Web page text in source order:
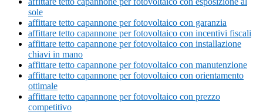
sole
affittare tetto capannone per fotovoltaico con garanzia
affittare tetto capannone per fotovoltaico con incentivi fiscali
affittare tetto capannone per fotovoltaico con installazione
chiavi in mano
affittare tetto capannone per fotovoltaico con manutenzione
affittare tetto capannone per fotovoltaico con orientamento
ottimale
affittare tetto capannone per fotovoltaico con prezzo
competitivo